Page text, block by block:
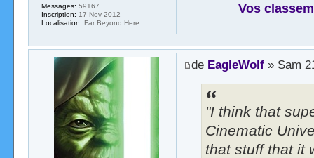
Vos
Messages: 59167
Inscription: 17 Nov 2012
Localisation: Far Beyond Here
de EagleWolf» Sam
"I think that
Cinematic
that stuff that it